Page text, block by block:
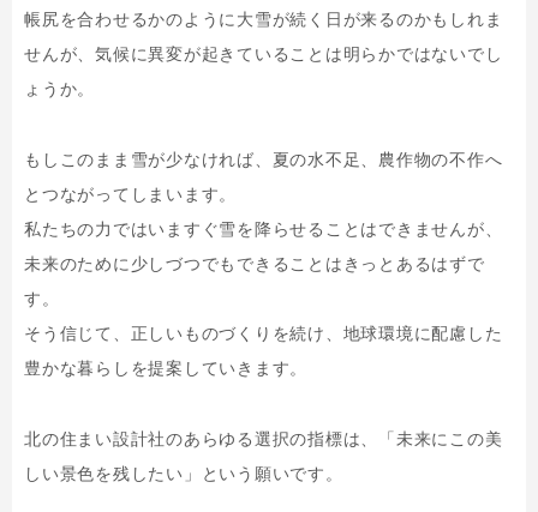
帳尻を合わせるかのように大雪が続く日が来るのかもしれま
せんが、気候に異変が起きていることは明らかではないでし
ょうか。
もしこのまま雪が少なければ、夏の水不足、農作物の不作へ
とつながってしまいます。
私たちの力ではいますぐ雪を降らせることはできませんが、
未来のために少しづつでもできることはきっとあるはずで
す。
そう信じて、正しいものづくりを続け、地球環境に配慮した
豊かな暮らしを提案していきます。
北の住まい設計社のあらゆる選択の指標は、「未来にこの美
しい景色を残したい」という願いです。